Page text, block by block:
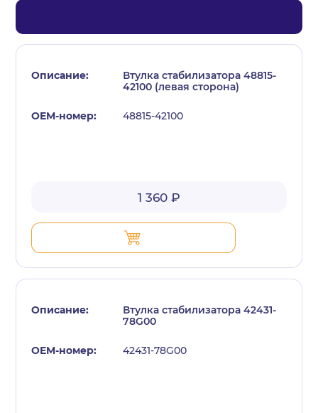
Втулка стабилизатора 48815-
42100 (левая сторона)
48815-42100
1 360 ₽
Втулка стабилизатора 42431-
78G00
42431-78G00